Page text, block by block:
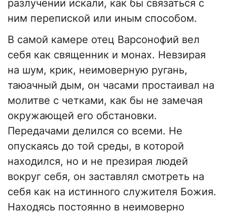
разлучении искали, как бы связаться с
ним перепиской или иным способом.
В самой камере отец Варсонофий вел
себя как священник и монах. Невзирая
на шум, крик, неимоверную ругань,
таюачный дым, он часами простаивал на
молитве с четками, как бы не замечая
окружающей его обстановки.
Передачами делился со всеми. Не
опускаясь до той среды, в которой
находился, но и не презирая людей
вокруг себя, он заставлял смотреть на
себя как на истинного служителя Божия.
Находясь постоянно в неимоверно